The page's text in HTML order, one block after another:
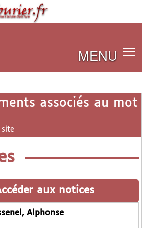
MENU
associés au mot
site
aux notices
Alphonse